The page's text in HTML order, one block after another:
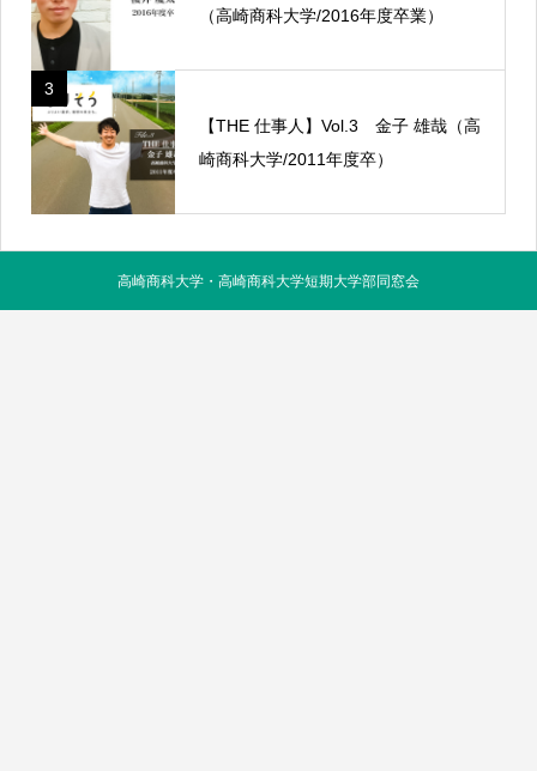
（高崎商科大学/2016年度卒業）
3
【THE 仕事人】Vol.3 金子 雄哉（高
崎商科大学/2011年度卒）
高崎商科大学・高崎商科大学短期大学部同窓会